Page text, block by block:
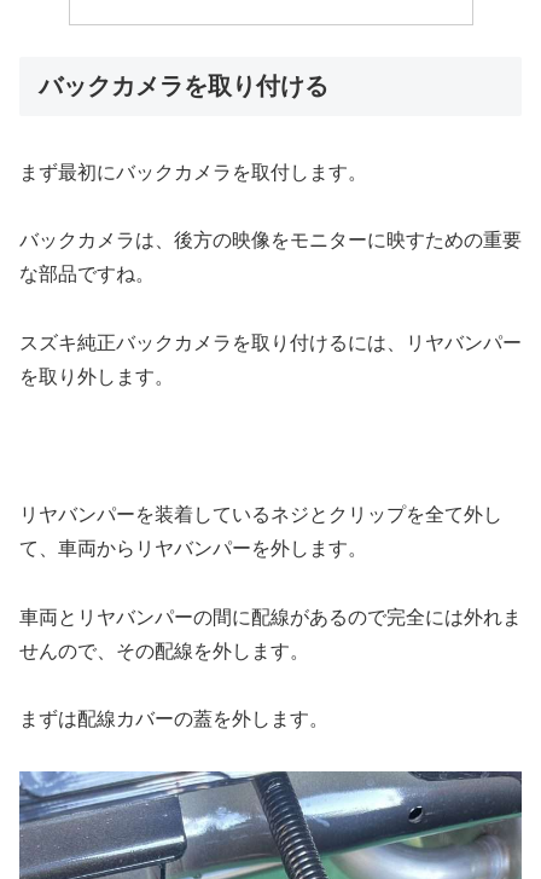
バックカメラを取り付ける
まず最初にバックカメラを取付します。
バックカメラは、後方の映像をモニターに映すための重要
な部品ですね。
スズキ純正バックカメラを取り付けるには、リヤバンパー
を取り外します。
リヤバンパーを装着しているネジとクリップを全て外し
て、車両からリヤバンパーを外します。
車両とリヤバンパーの間に配線があるので完全には外れま
せんので、その配線を外します。
まずは配線カバーの蓋を外します。